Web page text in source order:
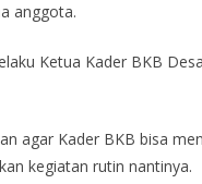
anggota.
Ketua Kader BKB
agar Kader BKB bisa
kegiatan rutin nantinya.